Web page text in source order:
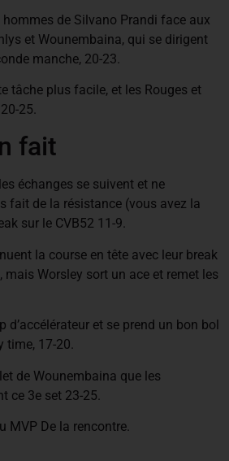
de Silvano Prandi face aux
et Wounembaina, qui se dirigent
manche, 20-23.
tâche plus facile, et les Rouges et
25.
fait
échanges se suivent et ne
fait de la résistance (vous avez la
sur le CVB52 11-9.
la course en tête avec leur break
mais Worsley sort un ace et remet les
d’accélérateur et se prend un bon bol
time, 17-20.
de Wounembaina que les
ce 3e set 23-25.
MVP De la rencontre.